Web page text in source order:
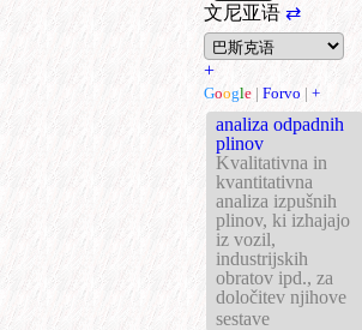
文尼亚语 ⇄
+
Google | Forvo | +
analiza odpadnih
plinov
Kvalitativna in
kvantitativna
analiza izpušnih
plinov, ki izhajajo
iz vozil,
industrijskih
obratov ipd., za
določitev njihove
sestave